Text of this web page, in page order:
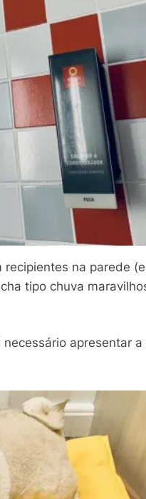
na parede
tipo chuva
necessário apresentar